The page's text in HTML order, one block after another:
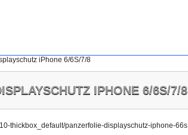
iPhone 6/6S/7/8
IPHONE 6/6S/7/8